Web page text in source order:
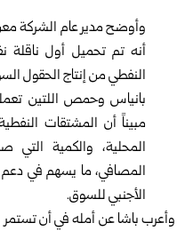
وأوضح مدير عام الشركة
أنه تم تحميل أول
النفطي من إنتاج الحقول
بانياس وحمص اللتين
مبيناً أن المشتقات
المحلية، والكمية
المصافي، ما يسهم في دعم
الأجنبي للسوق.
وأعرب باشا عن أمله في أن تستمر